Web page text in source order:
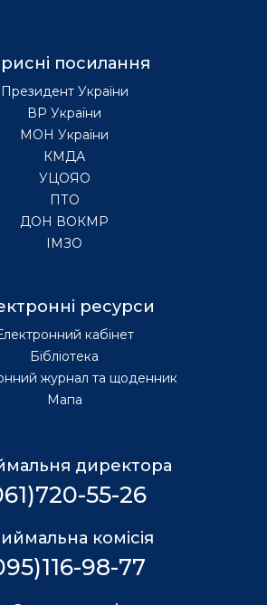
посилання
Президент України
ВР України
МОН України
КМДА
УЦОЯО
ПТО
ДОН ВОКМР
ІМЗО
ресурси
кабінет
Бібліотека
журнал та щоденник
Мапа
директора
55-26
комісія
98-77